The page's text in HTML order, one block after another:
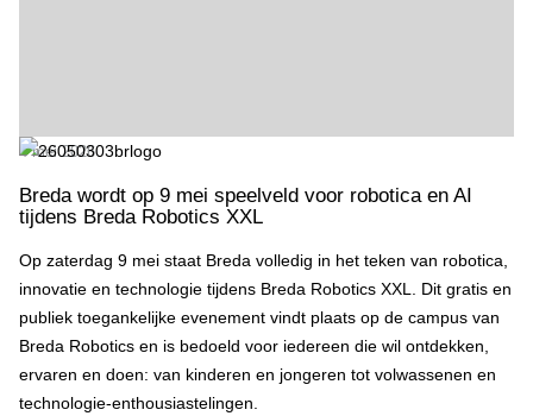
4 mei 2026
Breda wordt op 9 mei speelveld voor robotica en AI
tijdens Breda Robotics XXL
Op zaterdag 9 mei staat Breda volledig in het teken van robotica,
innovatie en technologie tijdens Breda Robotics XXL. Dit gratis en
publiek toegankelijke evenement vindt plaats op de campus van
Breda Robotics en is bedoeld voor iedereen die wil ontdekken,
ervaren en doen: van kinderen en jongeren tot volwassenen en
technologie-enthousiastelingen.